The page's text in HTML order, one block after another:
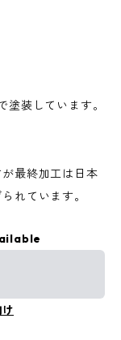
装しています。
最終加工は日本
れています。